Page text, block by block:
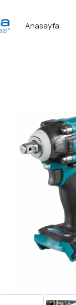
Anasayfa